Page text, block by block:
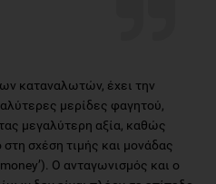
καταναλωτών, έχει την
μερίδες φαγητού,
μεγαλύτερη αξία, καθώς
σχέση τιμής και μονάδας
Ο ανταγωνισμός και ο